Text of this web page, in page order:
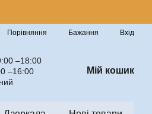
Порівняння Бажання Вхід
–18:00
–16:00
Мій кошик